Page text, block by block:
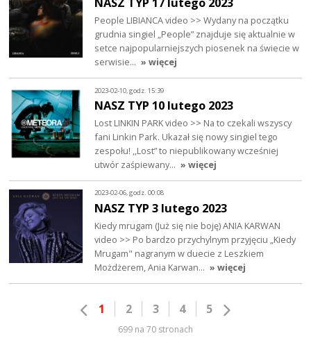
People LIBIANCA video >> Wydany na początku
grudnia singiel „People” znajduje się aktualnie w
setce najpopularniejszych piosenek na świecie w
serwisie… » więcej
2023-02-10, godz. 15:39
NASZ TYP 10 lutego 2023
Lost LINKIN PARK video >> Na to czekali wszyscy
fani Linkin Park. Ukazał się nowy singiel tego
zespołu! ,,Lost” to niepublikowany wcześniej
utwór zaśpiewany… » więcej
2023-02-06, godz. 00:08
NASZ TYP 3 lutego 2023
Kiedy mrugam (Już się nie boję) ANIA KARWAN
video >> Po bardzo przychylnym przyjęciu „Kiedy
Mrugam" nagranym w duecie z Leszkiem
Możdżerem, Ania Karwan… » więcej
1 2 3 4 5
699 na 70 stronach